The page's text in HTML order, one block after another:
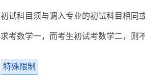
初试科目须与调入专业的初试科目相同
求考数学一，而考生初试考数学二，则
特殊限制